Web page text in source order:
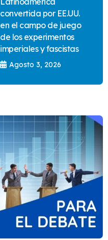
convertida por EE.UU.
en el campo de juego
de los experimentos
imperiales y fascistas
Agosto 3, 2026